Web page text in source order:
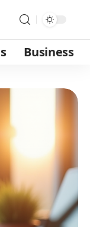
Business